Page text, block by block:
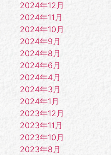
2024年12月
2024年11月
2024年10月
2024年9月
2024年8月
2024年6月
2024年4月
2024年3月
2024年1月
2023年12月
2023年11月
2023年10月
2023年8月